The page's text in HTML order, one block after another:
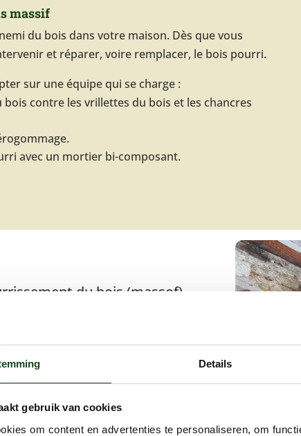
Details
gebruik van cookies
om content en advertenties te personaliseren, om
massif
du bois dans votre maison. Dès que vous
et réparer, voire remplacer, le bois pourri.
sur une équipe qui se charge :
contre les vrillettes du bois et les chancres
avec un mortier bi-composant.
du bois (massof)
sans tarder.
nous